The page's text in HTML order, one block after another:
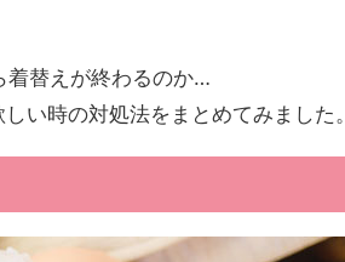
着替えが終わるのか…
い時の対処法をまとめてみました。